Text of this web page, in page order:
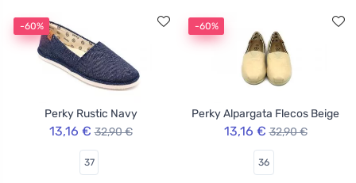
-60%
Perky Rustic Navy
13,16 € 32,90 €
37
-60%
Perky Alpargata Flecos Beige
13,16 € 32,90 €
36